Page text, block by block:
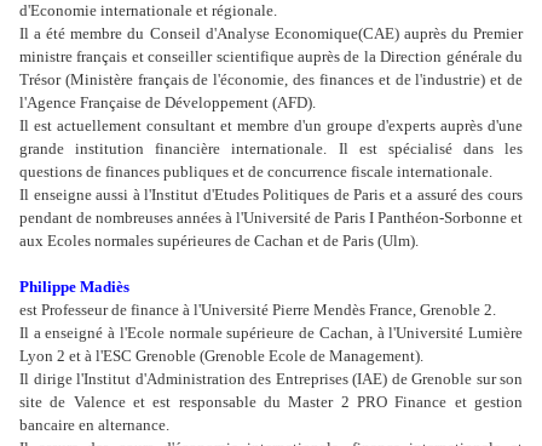
d'Economie internationale et régionale.
Il a été membre du Conseil d'Analyse Economique(CAE) auprès du Premier
ministre français et conseiller scientifique auprès de la Direction générale du
Trésor (Ministère français de l'économie, des finances et de l'industrie) et de
l'Agence Française de Développement (AFD).
Il est actuellement consultant et membre d'un groupe d'experts auprès d'une
grande institution financière internationale. Il est spécialisé dans les
questions de finances publiques et de concurrence fiscale internationale.
Il enseigne aussi à l'Institut d'Etudes Politiques de Paris et a assuré des cours
pendant de nombreuses années à l'Université de Paris I Panthéon-Sorbonne et
aux Ecoles normales supérieures de Cachan et de Paris (Ulm).
Philippe Madiès
est Professeur de finance à l'Université Pierre Mendès France, Grenoble 2.
Il a enseigné à l'Ecole normale supérieure de Cachan, à l'Université Lumière
Lyon 2 et à l'ESC Grenoble (Grenoble Ecole de Management).
Il dirige l'Institut d'Administration des Entreprises (IAE) de Grenoble sur son
site de Valence et est responsable du Master 2 PRO Finance et gestion
bancaire en alternance.